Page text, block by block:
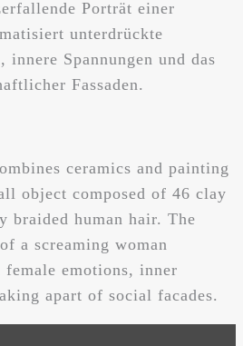
Porträt einer
unterdrückte
Spannungen und das
Fassaden.
ceramics and painting
object composed of 46 clay
braided human hair. The
a screaming woman
female emotions, inner
apart of social facades.